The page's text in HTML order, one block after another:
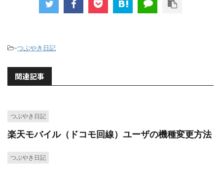
-つぶやき日記
関連記事
つぶやき日記
楽天モバイル（ドコモ回線）ユーザの機種変更方法
つぶやき日記